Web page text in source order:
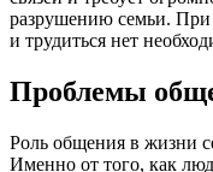
разрушению семьи. При
и трудиться нет
Проблемы
Роль общения в жизни
Именно от того, как